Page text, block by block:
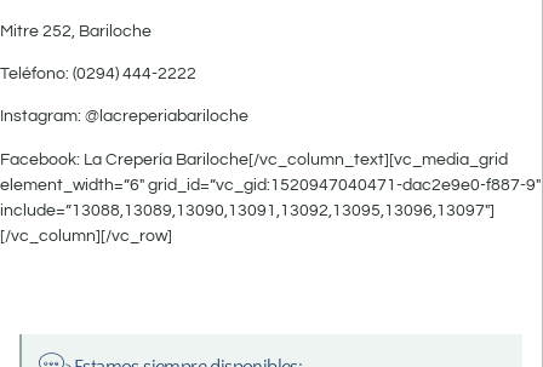
Mitre 252, Bariloche
Teléfono: (0294) 444-2222
Instagram: @lacreperiabariloche
Facebook: La Crepería Bariloche[/vc_column_text][vc_media_grid
element_width=”6″ grid_id=”vc_gid:1520947040471-dac2e9e0-f887-9″
include=”13088,13089,13090,13091,13092,13095,13096,13097″]
[/vc_column][/vc_row]